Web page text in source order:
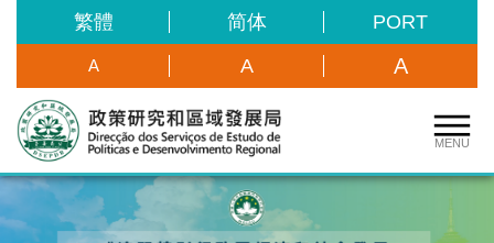
繁體 简体 PORT
A A A
MENU